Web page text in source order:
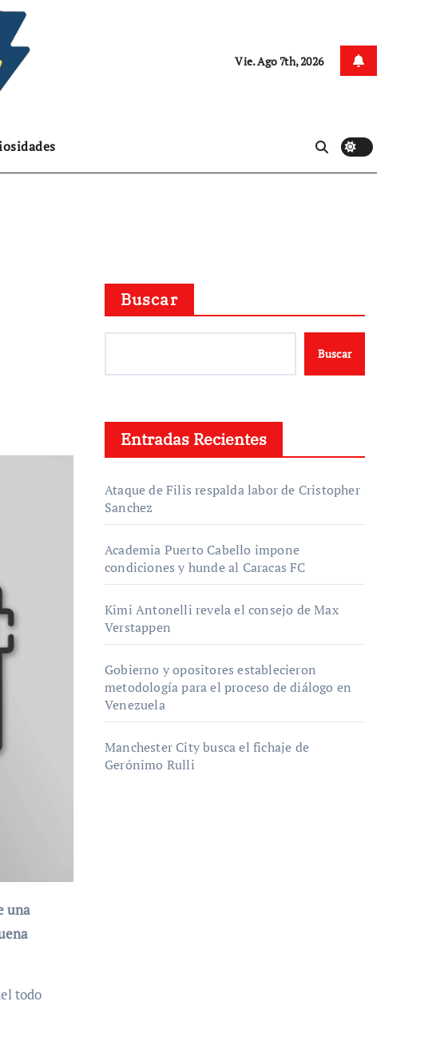
Vie. Ago 7th, 2026
una
todo
Buscar
Buscar
Entradas Recientes
Ataque de Filis respalda labor de Cristopher
Sanchez
Academia Puerto Cabello impone
condiciones y hunde al Caracas FC
Kimi Antonelli revela el consejo de Max
Verstappen
Gobierno y opositores establecieron
metodología para el proceso de diálogo en
Venezuela
Manchester City busca el fichaje de
Gerónimo Rulli